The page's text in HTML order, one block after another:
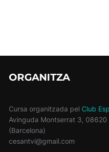
ORGANITZA
Cursa organitzada pel Club
Avinguda Montserrat 3,
(Barcelona)
cesantvi@gmail.com